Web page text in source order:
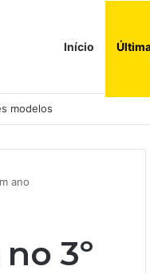
Início
pela Shopee
ano
3º